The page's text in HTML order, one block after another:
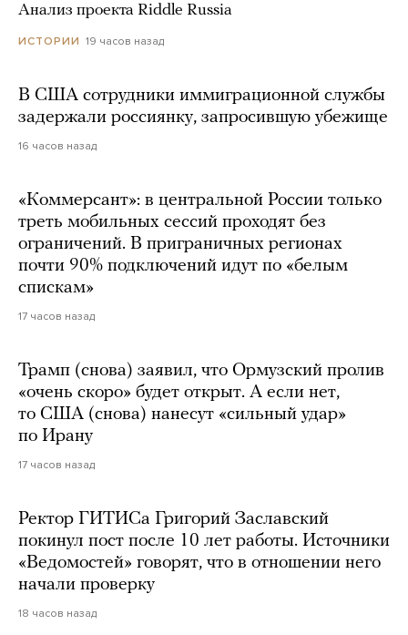
Анализ проекта Riddle Russia
ИСТОРИИ 19 часов назад
В США сотрудники иммиграционной службы
задержали россиянку, запросившую убежище
16 часов назад
«Коммерсант»: в центральной России только
треть мобильных сессий проходят без
ограничений. В приграничных регионах
почти 90% подключений идут по «белым
спискам»
17 часов назад
Трамп (снова) заявил, что Ормузский пролив
«очень скоро» будет открыт. А если нет,
то США (снова) нанесут «сильный удар»
по Ирану
17 часов назад
Ректор ГИТИСа Григорий Заславский
покинул пост после 10 лет работы. Источники
«Ведомостей» говорят, что в отношении него
начали проверку
18 часов назад